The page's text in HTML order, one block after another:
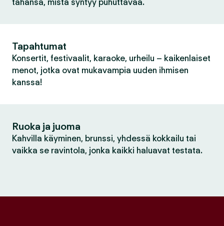
tahansa, mistä syntyy puhuttavaa.
Tapahtumat
Konsertit, festivaalit, karaoke, urheilu – kaikenlaiset
menot, jotka ovat mukavampia uuden ihmisen
kanssa!
Ruoka ja juoma
Kahvilla käyminen, brunssi, yhdessä kokkailu tai
vaikka se ravintola, jonka kaikki haluavat testata.